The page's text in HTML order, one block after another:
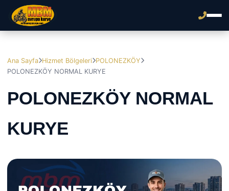
Ana Sayfa Hizmet Bölgeleri POLONEZKÖY
POLONEZKÖY NORMAL KURYE
POLONEZKÖY NORMAL
KURYE